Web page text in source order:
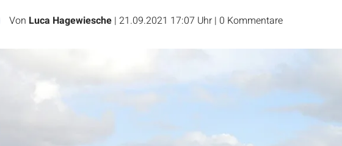
Von Luca Hagewiesche | 21.09.2021 17:07 Uhr | 0 Kommentare